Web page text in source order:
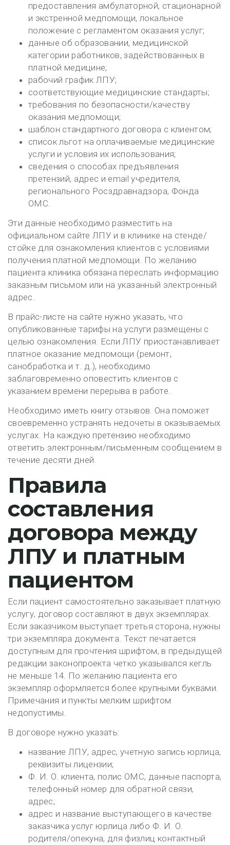
предоставления амбулаторной, стационарной
и экстренной медпомощи, локальное
положение с регламентом оказания услуг;
данные об образовании, медицинской
категории работников, задействованных в
платной медицине;
рабочий график ЛПУ;
соответствующие медицинские стандарты;
требования по безопасности/качеству
оказания медпомощи;
шаблон стандартного договора с клиентом;
список льгот на оплачиваемые медицинские
услуги и условия их использования;
сведения о способах предъявления
претензий, адрес и email учредителя,
регионального Росздравнадзора, Фонда
ОМС.
Эти данные необходимо разместить на
официальном сайте ЛПУ и в клинике на стенде/
стойке для ознакомления клиентов с условиями
получения платной медпомощи. По желанию
пациента клиника обязана переслать информацию
заказным письмом или на указанный электронный
адрес.
В прайс-листе на сайте нужно указать, что
опубликованные тарифы на услуги размещены с
целью ознакомления. Если ЛПУ приостанавливает
платное оказание медпомощи (ремонт,
санобработка и т. д.), необходимо
заблаговременно оповестить клиентов с
указанием времени перерыва в работе.
Необходимо иметь книгу отзывов. Она поможет
своевременно устранять недочеты в оказываемых
услугах. На каждую претензию необходимо
ответить электронным/письменным сообщением в
течение десяти дней.
Правила
составления
договора между
ЛПУ и платным
пациентом
Если пациент самостоятельно заказывает платную
услугу, договор составляют в двух экземплярах.
Если заказчиком выступает третья сторона, нужны
три экземпляра документа. Текст печатается
доступным для прочтения шрифтом, в предыдущей
редакции законопроекта четко указывался кегль
не меньше 14. По желанию пациента его
экземпляр оформляется более крупными буквами.
Примечания и пункты мелким шрифтом
недопустимы.
В договоре нужно указать:
название ЛПУ, адрес, учетную запись юрлица,
реквизиты лицензии;
Ф. И. О. клиента, полис ОМС, данные паспорта,
телефонный номер для обратной связи,
адрес;
адрес и название выступающего в качестве
заказчика услуг юрлица либо Ф. И. О.
родителя/опекуна, для физлиц контактный